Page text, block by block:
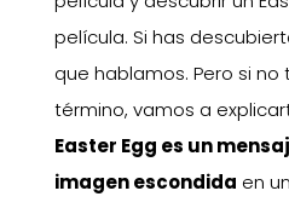
película. Si has
que hablamos. Pero si
término, vamos a
Easter Egg es un
imagen escondida en